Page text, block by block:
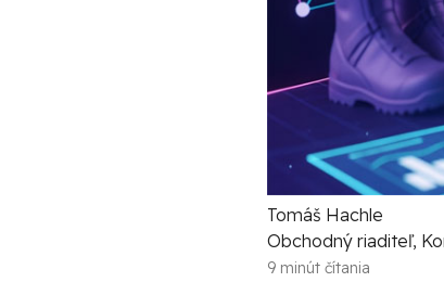
Tomáš Hachle
Obchodný riaditeľ,
9 minút čítania